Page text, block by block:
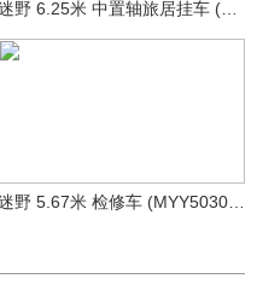
迷野 6.25米 中置轴旅居挂车 (MYY9012XLJ04)
迷野 5.67米 检修车 (MYY5030XJX62)